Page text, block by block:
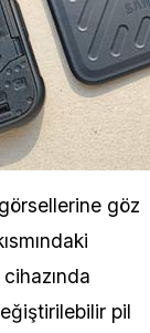
görsellerine göz
pil